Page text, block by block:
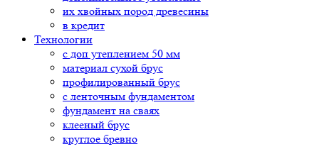
их хвойных пород древесины
в кредит
Технологии
с доп утеплением 50 мм
материал сухой брус
профилированный брус
с ленточным фундаментом
фундамент на сваях
клееный брус
круглое бревно